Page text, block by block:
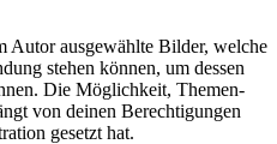
Autor ausgewählte Bilder, welche
stehen können, um dessen
Die Möglichkeit, Themen-
von deinen Berechtigungen
gesetzt hat.